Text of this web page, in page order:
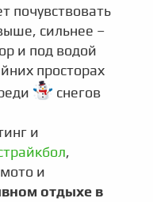
почувствовать
сильнее –
и под водой
просторах
снегов
и
,
и
отдыхе в